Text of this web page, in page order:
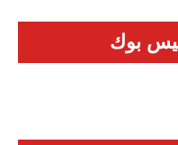
بوك